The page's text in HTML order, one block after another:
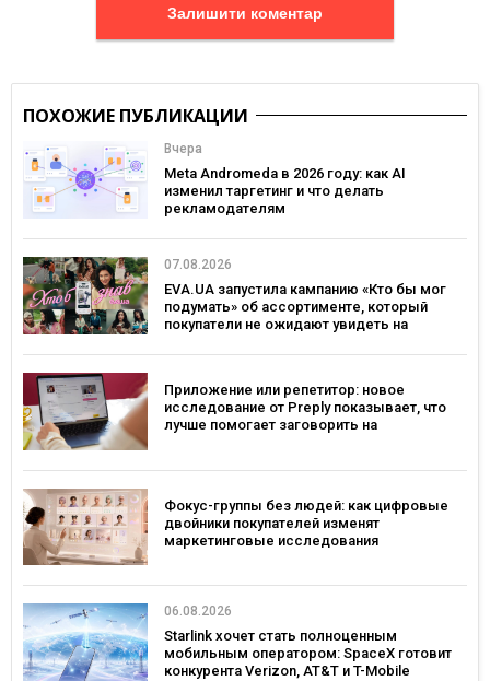
Залишити коментар
ПОХОЖИЕ ПУБЛИКАЦИИ
Вчера
Meta Andromeda в 2026 году: как AI
изменил таргетинг и что делать
рекламодателям
07.08.2026
EVA.UA запустила кампанию «Кто бы мог
подумать» об ассортименте, который
покупатели не ожидают увидеть на
Приложение или репетитор: новое
исследование от Preply показывает, что
лучше помогает заговорить на
Фокус-группы без людей: как цифровые
двойники покупателей изменят
маркетинговые исследования
06.08.2026
Starlink хочет стать полноценным
мобильным оператором: SpaceX готовит
конкурента Verizon, AT&T и T-Mobile